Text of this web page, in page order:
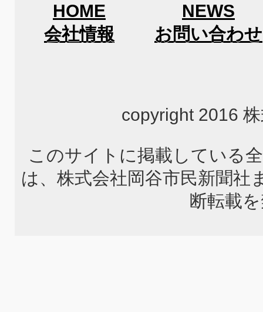
HOME
NEWS
会社情報
お問い合わせ
copyright 2016
このサイトに掲載している
は、株式会社岡谷市民新聞社
断転載